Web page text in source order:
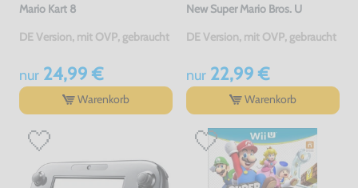
Mario Kart 8
DE Version, mit OVP, gebraucht
nur24,99 €
Warenkorb
New Super Mario Bros. U
DE Version, mit OVP, gebraucht
nur22,99 €
Warenkorb